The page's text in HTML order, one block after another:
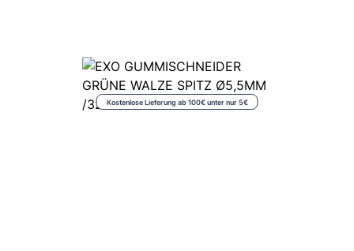
Kostenlose Lieferung ab 100€ unter nur 5€